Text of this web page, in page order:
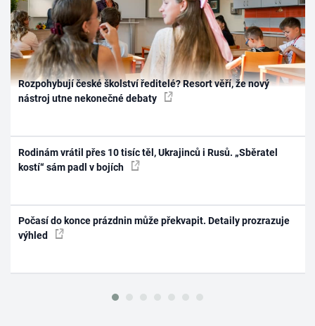
Rozpohybují české školství ředitelé? Resort věří, že nový
nástroj utne nekonečné debaty
Rodinám vrátil přes 10 tisíc těl, Ukrajinců i Rusů. „Sběratel
kostí“ sám padl v bojích
Počasí do konce prázdnin může překvapit. Detaily prozrazuje
výhled